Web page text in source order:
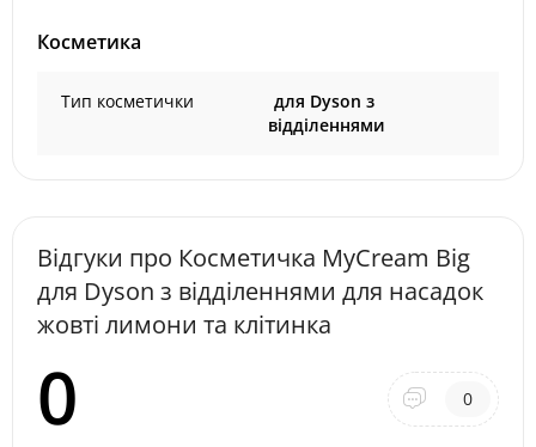
Косметика
Тип косметички
для Dyson з
відділеннями
Відгуки про Косметичка MyCream Big
для Dyson з відділеннями для насадок
жовті лимони та клітинка
0 0